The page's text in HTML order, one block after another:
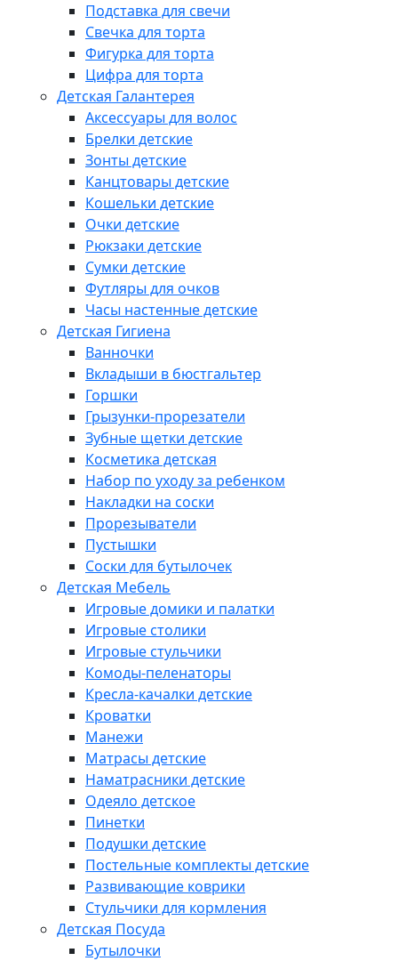
Подставка для свечи
Свечка для торта
Фигурка для торта
Цифра для торта
Детская Галантерея
Аксессуары для волос
Брелки детские
Зонты детские
Канцтовары детские
Кошельки детские
Очки детские
Рюкзаки детские
Сумки детские
Футляры для очков
Часы настенные детские
Детская Гигиена
Ванночки
Вкладыши в бюстгальтер
Горшки
Грызунки-прорезатели
Зубные щетки детские
Косметика детская
Набор по уходу за ребенком
Накладки на соски
Прорезыватели
Пустышки
Соски для бутылочек
Детская Мебель
Игровые домики и палатки
Игровые столики
Игровые стульчики
Комоды-пеленаторы
Кресла-качалки детские
Кроватки
Манежи
Матрасы детские
Наматрасники детские
Одеяло детское
Пинетки
Подушки детские
Постельные комплекты детские
Развивающие коврики
Стульчики для кормления
Детская Посуда
Бутылочки